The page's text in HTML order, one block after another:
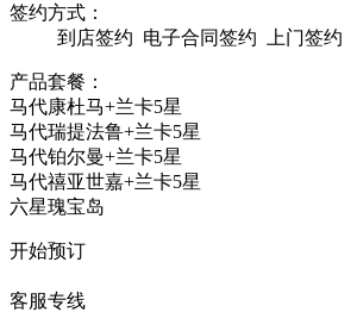
签约方式：
到店签约 电子合同签约 上门签约
产品套餐：
马代康杜马+兰卡5星
马代瑞提法鲁+兰卡5星
马代铂尔曼+兰卡5星
马代禧亚世嘉+兰卡5星
六星瑰宝岛
开始预订
客服专线